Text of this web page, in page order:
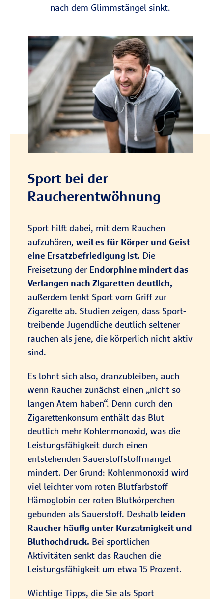
nach dem Glimmstängel sinkt.
Sport bei der
Raucherentwöhnung
Sport hilft dabei, mit dem Rauchen
aufzuhören, weil es für Körper und Geist
eine Ersatzbefriedigung ist. Die
Freisetzung der Endorphine mindert das
Verlangen nach Zigaretten deutlich,
außerdem lenkt Sport vom Griff zur
Zigarette ab. Studien zeigen, dass Sport-
treibende Jugendliche deutlich seltener
rauchen als jene, die körperlich nicht aktiv
sind.
Es lohnt sich also, dranzubleiben, auch
wenn Raucher zunächst einen „nicht so
langen Atem haben“. Denn durch den
Zigarettenkonsum enthält das Blut
deutlich mehr Kohlenmonoxid, was die
Leistungsfähigkeit durch einen
entstehenden Sauerstoffstoffmangel
mindert. Der Grund: Kohlenmonoxid wird
viel leichter vom roten Blutfarbstoff
Hämoglobin der roten Blutkörperchen
gebunden als Sauerstoff. Deshalb leiden
Raucher häufig unter Kurzatmigkeit und
Bluthochdruck. Bei sportlichen
Aktivitäten senkt das Rauchen die
Leistungsfähigkeit um etwa 15 Prozent.
Wichtige Tipps, die Sie als Sport